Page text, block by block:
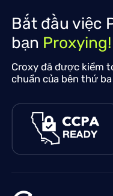
Bắt đầu việc
bạn Proxying!
Croxy đã được kiểm
chuẩn của bên thứ